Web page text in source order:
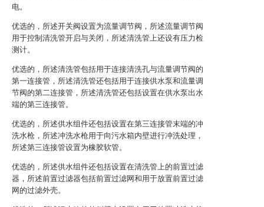
电。
优选的，所述开关阀设置为流量调节阀，所述流量调节阀
用于控制清洗管开启与关闭，所述清洗管上还设有压力检
测计。
优选的，所述清洗管包括用于连接清洗孔与流量调节阀的
第一连接管，所述清洗管还包括用于连接供水泵和流量调
节阀的第二连接管，所述清洗管还包括设置在供水泵出水
端的第三连接管。
优选的，所述供水组件还包括设置在第三连接管末端的冲
洗水枪，所述冲洗水枪用于向污水箱内壁进行冲洗处理，
所述第三连接管设置为橡胶软管。
优选的，所述供水组件还包括设置在清洗管上的前置过滤
器，所述前置过滤器包括前置过滤网和用于放置前置过滤
网的过滤外壳。